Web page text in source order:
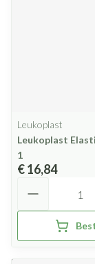
Leukoplast
Leukoplast
1
€ 16,84